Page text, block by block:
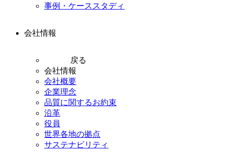
事例・ケーススタディ
会社情報
戻る
会社情報
会社概要
企業理念
品質に関するお約束
沿革
役員
世界各地の拠点
サステナビリティ